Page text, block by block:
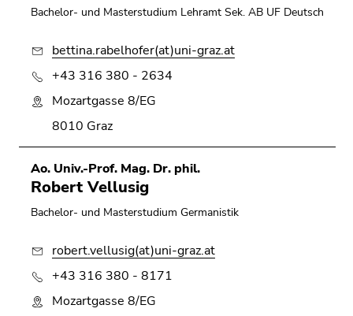
Bachelor- und Masterstudium Lehramt Sek. AB UF Deutsch
bettina.rabelhofer(at)uni-graz.at
+43 316 380 - 2634
Mozartgasse 8/EG
8010 Graz
Ao. Univ.-Prof. Mag. Dr. phil.
Robert Vellusig
Bachelor- und Masterstudium Germanistik
robert.vellusig(at)uni-graz.at
+43 316 380 - 8171
Mozartgasse 8/EG